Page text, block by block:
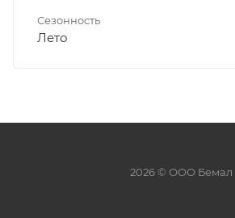
Сезонность
Лето
2026 © ООО Бемал